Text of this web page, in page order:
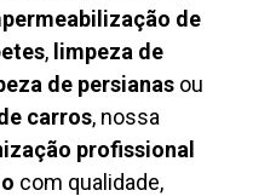
de
, limpeza de
de persianas ou
carros, nossa
profissional
com qualidade,